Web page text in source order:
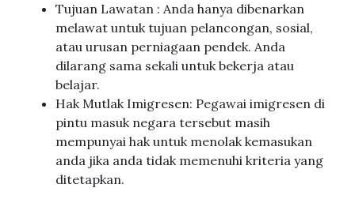
Tujuan Lawatan : Anda hanya dibenarkan
melawat untuk tujuan pelancongan, sosial,
atau urusan perniagaan pendek. Anda
dilarang sama sekali untuk bekerja atau
belajar.
Hak Mutlak Imigresen: Pegawai imigresen di
pintu masuk negara tersebut masih
mempunyai hak untuk menolak kemasukan
anda jika anda tidak memenuhi kriteria yang
ditetapkan.